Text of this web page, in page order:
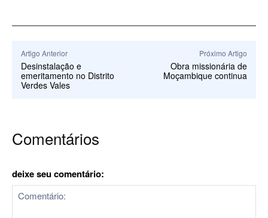
Artigo Anterior
Desinstalação e
emeritamento no Distrito
Verdes Vales
Próximo Artigo
Obra missionária de
Moçambique continua
Comentários
deixe seu comentário: